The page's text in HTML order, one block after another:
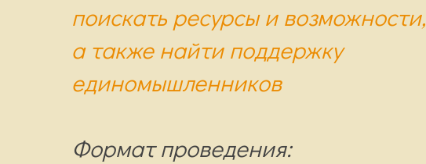
поискать ресурсы и возможности,
а также найти поддержку
единомышленников
Формат проведения: